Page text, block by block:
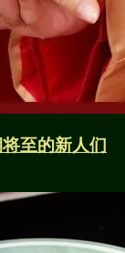
至的新人们